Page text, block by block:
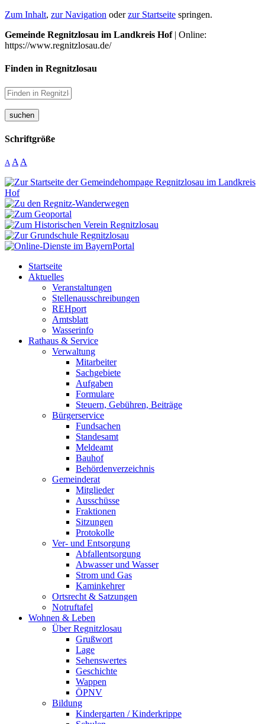
Zum Inhalt, zur Navigation oderzur Startseite springen.
Gemeinde Regnitzlosau im Landkreis Hof| Online:
https://www.regnitzlosau.de/
Finden in Regnitzlosau
suchen
Schriftgröße
A A A
Startseite
Aktuelles
Veranstaltungen
Stellenausschreibungen
REHport
Amtsblatt
Wasserinfo
Rathaus & Service
Verwaltung
Mitarbeiter
Sachgebiete
Aufgaben
Formulare
Steuern, Gebühren, Beiträge
Bürgerservice
Fundsachen
Standesamt
Meldeamt
Bauhof
Behördenverzeichnis
Gemeinderat
Mitglieder
Ausschüsse
Fraktionen
Sitzungen
Protokolle
Ver- und Entsorgung
Abfallentsorgung
Abwasser und Wasser
Strom und Gas
Kaminkehrer
Ortsrecht & Satzungen
Notruftafel
Wohnen & Leben
Über Regnitzlosau
Grußwort
Lage
Sehenswertes
Geschichte
Wappen
ÖPNV
Bildung
Kindergarten / Kinderkrippe